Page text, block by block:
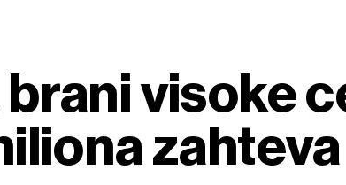
visoke
zahteva